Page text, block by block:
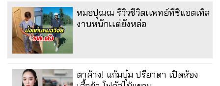
หมอปุณณ รีวิวชีวิตเเพทย์ที่ซีแอตเทิล
งานหนักเเต่ยังหล่อ
ตาค้าง! แก้มบุ๋ม ปรียาดา เปิดห้อง